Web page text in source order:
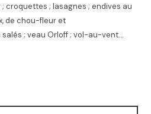
croquettes ; lasagnes ; endives au
de chou-fleur et
salés ; veau Orloff ; vol-au-vent…